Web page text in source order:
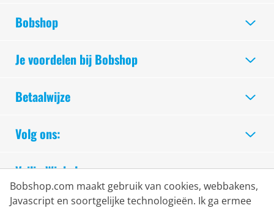
Bobshop
Je voordelen bij Bobshop
Betaalwijze
Volg ons:
Veilig Winkelen
Bobshop.com maakt gebruik van cookies, webbakens,
Javascript en soortgelijke technologieën. Ik ga ermee